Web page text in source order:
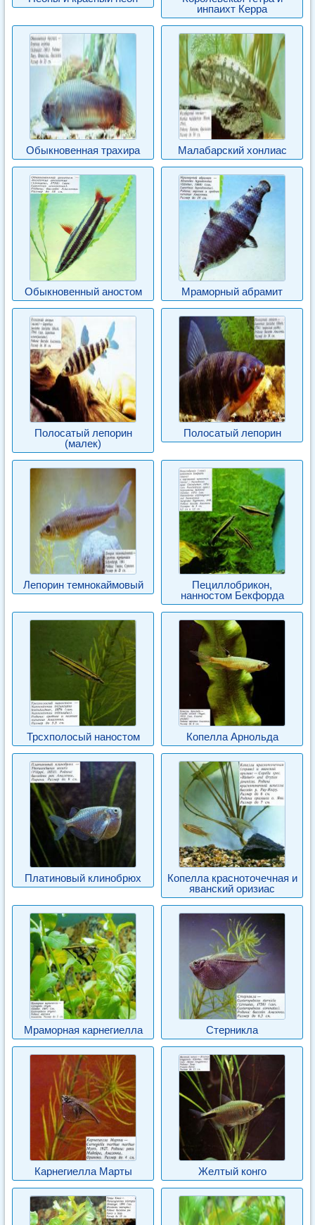
инпаихт Керра
Обыкновенная трахира Малабарский хонлиас
Обыкновенный аностом Мраморный абрамит
Полосатый лепорин
(малек)
Полосатый лепорин
Лепорин темнокаймовый
Пециллобрикон,
нанностом Бекфорда
Трсхполосый наностом Копелла Арнольда
Платиновый клинобрюх
Копелла красноточечная и
яванский оризиас
Мраморная карнегиелла Стерникла
Карнегиелла Марты Желтый конго